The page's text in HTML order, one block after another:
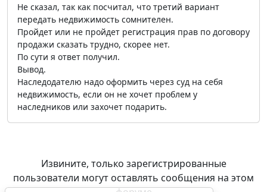
Не сказал, так как посчитал, что третий вариант
передать недвижимость сомнителен.
Пройдет или не пройдет регистрация прав по договору
продажи сказать трудно, скорее нет.
По сути я ответ получил.
Вывод.
Наследодателю надо оформить через суд на себя
недвижимость, если он не хочет проблем у
наследников или захочет подарить.
Извините, только зарегистрированные
пользователи могут оставлять сообщения на этом